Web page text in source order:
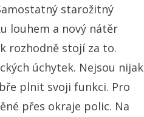
starožitný
louhem a nový nátěr
rozhodně stojí za to.
úchytek. Nejsou nijak
plnit svoji funkci. Pro
přes okraje polic. Na